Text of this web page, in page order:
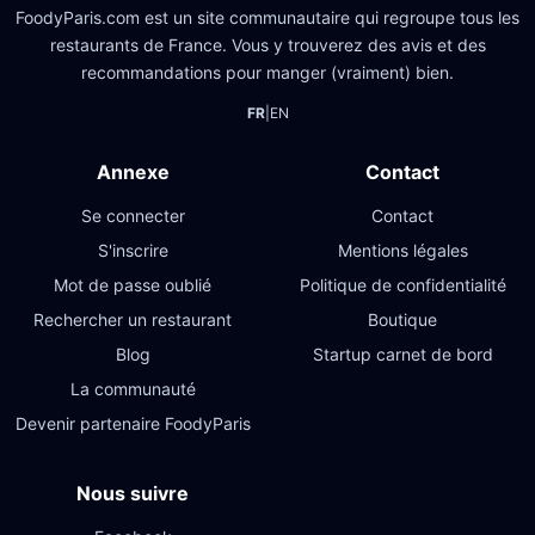
FoodyParis.com est un site communautaire qui regroupe tous les
restaurants de France. Vous y trouverez des avis et des
recommandations pour manger (vraiment) bien.
FR| EN
Annexe
Se connecter
S'inscrire
Mot de passe oublié
Rechercher un restaurant
Blog
La communauté
Devenir partenaire FoodyParis
Contact
Contact
Mentions légales
Politique de confidentialité
Boutique
Startup carnet de bord
Nous suivre